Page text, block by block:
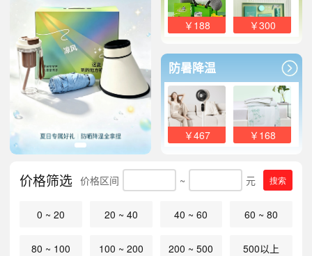
￥188 ￥300
防暑降温
￥467 ￥168
价格筛选 价格区间 ~ 元 搜索
0 ~ 20 20 ~ 40 40 ~ 60 60 ~ 80
80 ~ 100 100 ~ 200 200 ~ 500 500以上